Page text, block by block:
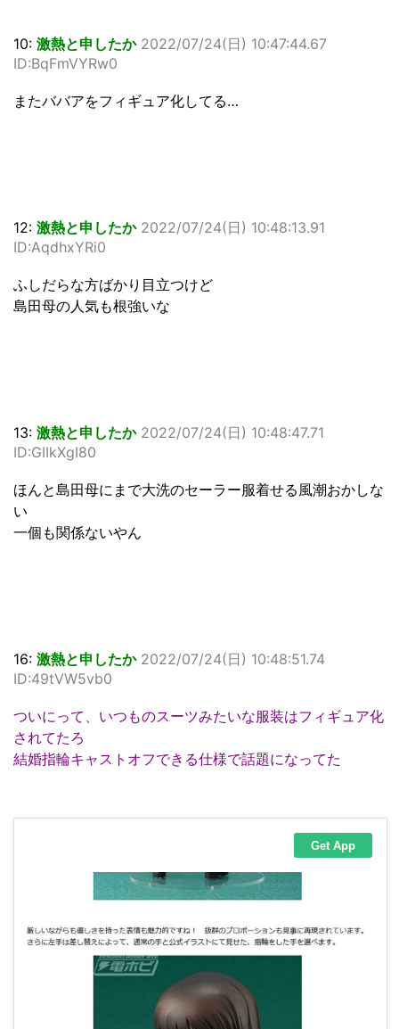
10: 激熱と申したか 2022/07/24(日) 10:47:44.67
ID:BqFmVYRw0
またババアをフィギュア化してる…
12: 激熱と申したか 2022/07/24(日) 10:48:13.91
ID:AqdhxYRi0
ふしだらな方ばかり目立つけど
島田母の人気も根強いな
13: 激熱と申したか 2022/07/24(日) 10:48:47.71
ID:GIIkXgI80
ほんと島田母にまで大洗のセーラー服着せる風潮おかしな
い
一個も関係ないやん
16: 激熱と申したか 2022/07/24(日) 10:48:51.74
ID:49tVW5vb0
ついにって、いつものスーツみたいな服装はフィギュア化
されてたろ
結婚指輪キャストオフできる仕様で話題になってた